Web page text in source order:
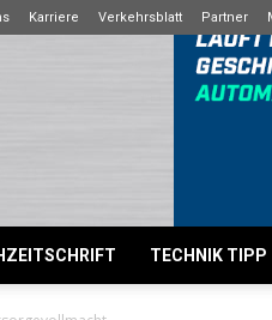
Karriere Verkehrsblatt Partner
TECHNIK TIPP